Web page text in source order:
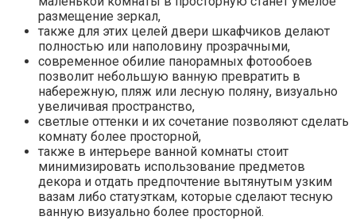
размещение зеркал,
также для этих целей двери шкафчиков делают
полностью или наполовину прозрачными,
современное обилие панорамных фотообоев
позволит небольшую ванную превратить в
набережную, пляж или лесную поляну, визуально
увеличивая пространство,
светлые оттенки и их сочетание позволяют сделать
комнату более просторной,
также в интерьере ванной комнаты стоит
минимизировать использование предметов
декора и отдать предпочтение вытянутым узким
вазам либо статуэткам, которые сделают тесную
ванную визуально более просторной.